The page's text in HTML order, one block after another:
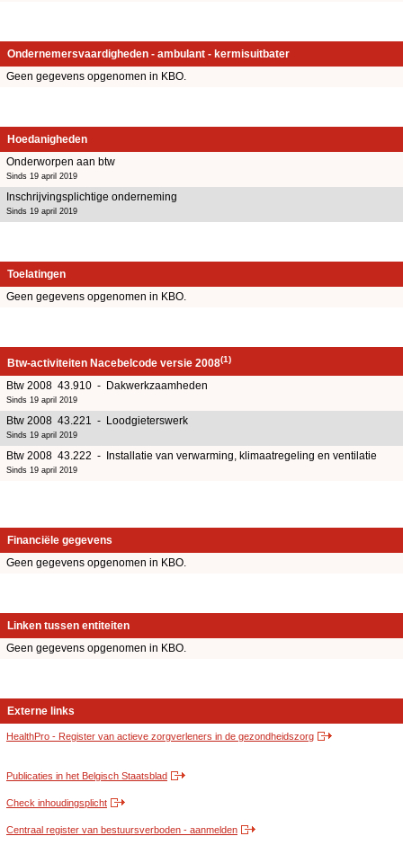
Ondernemersvaardigheden - ambulant - kermisuitbater
Geen gegevens opgenomen in KBO.
Hoedanigheden
Onderworpen aan btw
Sinds 19 april 2019
Inschrijvingsplichtige onderneming
Sinds 19 april 2019
Toelatingen
Geen gegevens opgenomen in KBO.
Btw-activiteiten Nacebelcode versie 2008(1)
Btw 2008 43.910 - Dakwerkzaamheden
Sinds 19 april 2019
Btw 2008 43.221 - Loodgieterswerk
Sinds 19 april 2019
Btw 2008 43.222 - Installatie van verwarming, klimaatregeling en ventilatie
Sinds 19 april 2019
Financiële gegevens
Geen gegevens opgenomen in KBO.
Linken tussen entiteiten
Geen gegevens opgenomen in KBO.
Externe links
HealthPro - Register van actieve zorgverleners in de gezondheidszorg
Publicaties in het Belgisch Staatsblad
Check inhoudingsplicht
Centraal register van bestuursverboden - aanmelden